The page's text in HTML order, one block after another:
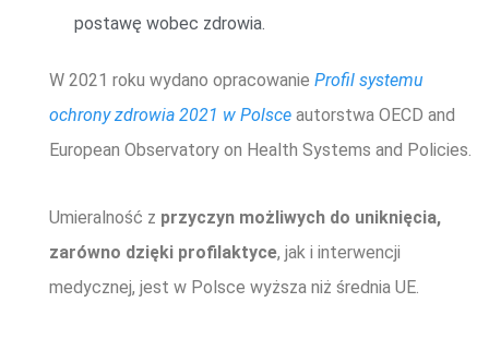
postawę wobec zdrowia.
W 2021 roku wydano opracowanie Profil systemu
ochrony zdrowia 2021 w Polsce autorstwa OECD and
European Observatory on Health Systems and Policies.
Umieralność z przyczyn możliwych do uniknięcia,
zarówno dzięki profilaktyce, jak i interwencji
medycznej, jest w Polsce wyższa niż średnia UE.